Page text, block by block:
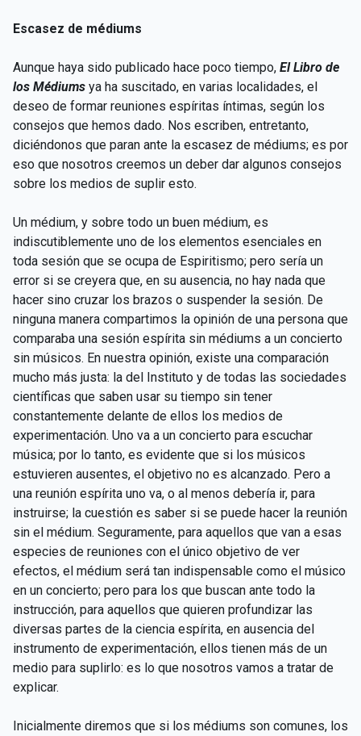
Escasez de médiums
Aunque haya sido publicado hace poco tiempo, El Libro de
los Médiums ya ha suscitado, en varias localidades, el
deseo de formar reuniones espíritas íntimas, según los
consejos que hemos dado. Nos escriben, entretanto,
diciéndonos que paran ante la escasez de médiums; es por
eso que nosotros creemos un deber dar algunos consejos
sobre los medios de suplir esto.
Un médium, y sobre todo un buen médium, es
indiscutiblemente uno de los elementos esenciales en
toda sesión que se ocupa de Espiritismo; pero sería un
error si se creyera que, en su ausencia, no hay nada que
hacer sino cruzar los brazos o suspender la sesión. De
ninguna manera compartimos la opinión de una persona que
comparaba una sesión espírita sin médiums a un concierto
sin músicos. En nuestra opinión, existe una comparación
mucho más justa: la del Instituto y de todas las sociedades
científicas que saben usar su tiempo sin tener
constantemente delante de ellos los medios de
experimentación. Uno va a un concierto para escuchar
música; por lo tanto, es evidente que si los músicos
estuvieren ausentes, el objetivo no es alcanzado. Pero a
una reunión espírita uno va, o al menos debería ir, para
instruirse; la cuestión es saber si se puede hacer la reunión
sin el médium. Seguramente, para aquellos que van a esas
especies de reuniones con el único objetivo de ver
efectos, el médium será tan indispensable como el músico
en un concierto; pero para los que buscan ante todo la
instrucción, para aquellos que quieren profundizar las
diversas partes de la ciencia espírita, en ausencia del
instrumento de experimentación, ellos tienen más de un
medio para suplirlo: es lo que nosotros vamos a tratar de
explicar.
Inicialmente diremos que si los médiums son comunes, los